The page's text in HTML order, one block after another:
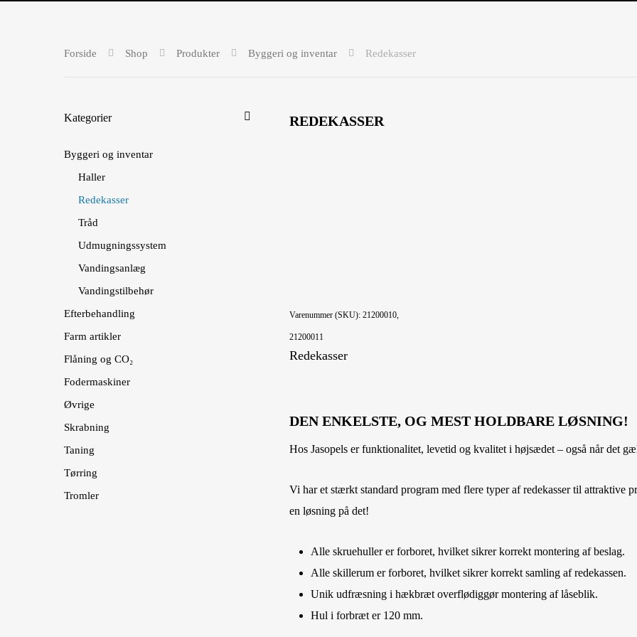
Forside Shop Produkter Byggeri og inventar Redekasser
Kategorier
Byggeri og inventar
Haller
Redekasser
Tråd
Udmugningssystem
Vandingsanlæg
Vandingstilbehør
Efterbehandling
Farm artikler
Flåning og CO₂
Fodermaskiner
Øvrige
Skrabning
Taning
Tørring
Tromler
REDEKASSER
Varenummer (SKU): 21200010,
21200011
Redekasser
DEN ENKELSTE, OG MEST HOLDBARE LØSNING!
Hos Jasopels er funktionalitet, levetid og kvalitet i højsædet – også når det
Vi har et stærkt standard program med flere typer af redekasser til attraktive
en løsning på det!
Alle skruehuller er forboret, hvilket sikrer korrekt montering af beslag.
Alle skillerum er forboret, hvilket sikrer korrekt samling af redekassen.
Unik udfræsning i hækbræt overflødiggør montering af låseblik.
Hul i forbræt er 120 mm.
Fabriksvej 19 Tilmeld nyhedsbrev
Fragt og levering
Privatlivspolitik
Salgs og leveringsbetingelser
Salgskontor tlf. 98 42 05 66
E-mail:info@jasopels.dk